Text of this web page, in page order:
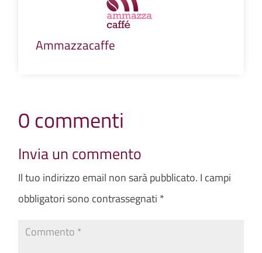
Ammazzacaffe
0 commenti
Invia un commento
Il tuo indirizzo email non sarà pubblicato. I campi
obbligatori sono contrassegnati *